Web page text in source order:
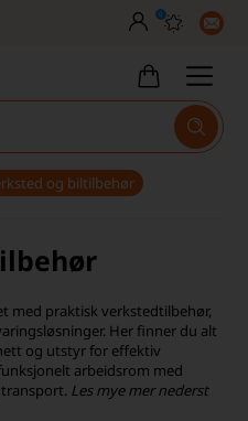
0
og biltilbehør
med praktisk verkstedtilbehør,
Her finner du alt
og utstyr for effektiv
arbeidsrom med
Les mye mer nederst